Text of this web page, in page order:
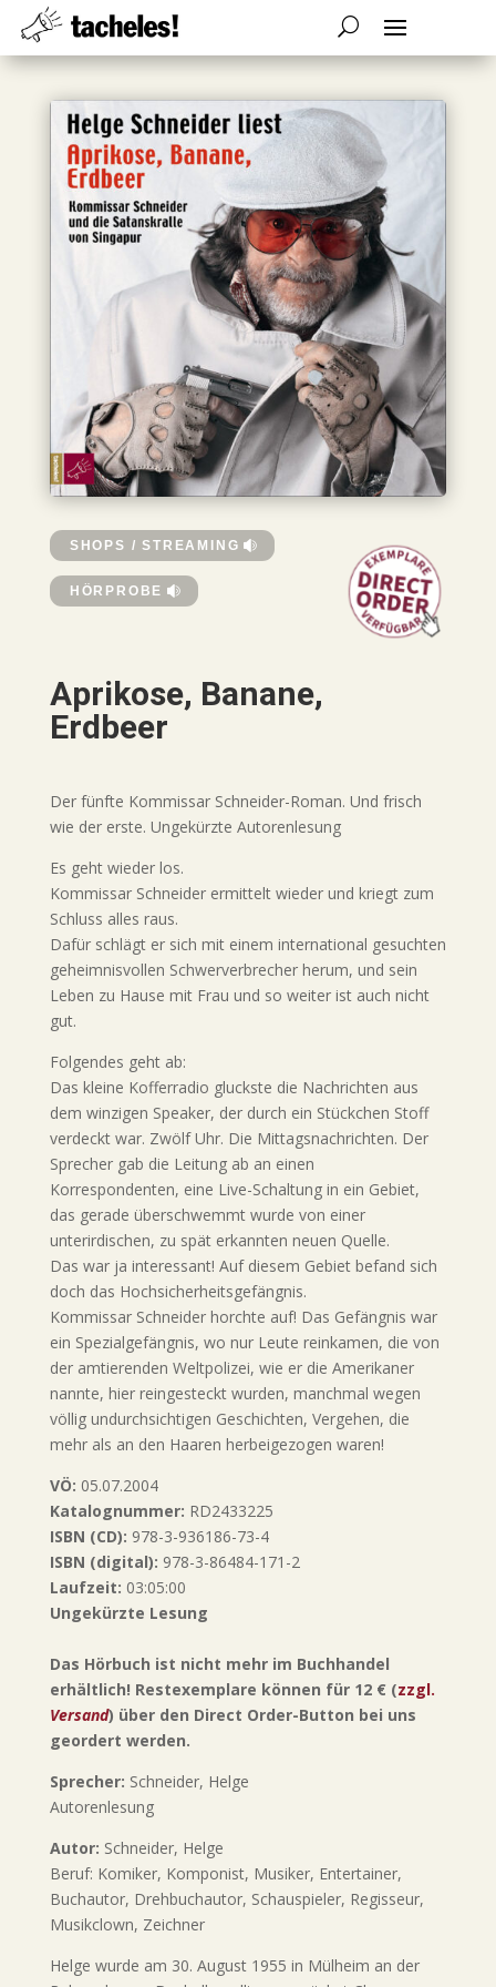
SHOPS / STREAMING
HÖRPROBE
Aprikose, Banane,
Erdbeer
Der fünfte Kommissar Schneider-Roman. Und frisch
wie der erste. Ungekürzte Autorenlesung
Es geht wieder los.
Kommissar Schneider ermittelt wieder und kriegt zum
Schluss alles raus.
Dafür schlägt er sich mit einem international gesuchten
geheimnisvollen Schwerverbrecher herum, und sein
Leben zu Hause mit Frau und so weiter ist auch nicht
gut.
Folgendes geht ab:
Das kleine Kofferradio gluckste die Nachrichten aus
dem winzigen Speaker, der durch ein Stückchen Stoff
verdeckt war. Zwölf Uhr. Die Mittagsnachrichten. Der
Sprecher gab die Leitung ab an einen
Korrespondenten, eine Live-Schaltung in ein Gebiet,
das gerade überschwemmt wurde von einer
unterirdischen, zu spät erkannten neuen Quelle.
Das war ja interessant! Auf diesem Gebiet befand sich
doch das Hochsicherheitsgefängnis.
Kommissar Schneider horchte auf! Das Gefängnis war
ein Spezialgefängnis, wo nur Leute reinkamen, die von
der amtierenden Weltpolizei, wie er die Amerikaner
nannte, hier reingesteckt wurden, manchmal wegen
völlig undurchsichtigen Geschichten, Vergehen, die
mehr als an den Haaren herbeigezogen waren!
VÖ: 05.07.2004
Katalognummer: RD2433225
ISBN (CD): 978-3-936186-73-4
ISBN (digital): 978-3-86484-171-2
Laufzeit: 03:05:00
Ungekürzte Lesung
Das Hörbuch ist nicht mehr im Buchhandel
erhältlich! Restexemplare können für 12 € (zzgl.
Versand) über den Direct Order-Button bei uns
geordert werden.
Sprecher: Schneider, Helge
Autorenlesung
Autor: Schneider, Helge
Beruf: Komiker, Komponist, Musiker, Entertainer,
Buchautor, Drehbuchautor, Schauspieler, Regisseur,
Musikclown, Zeichner
Helge wurde am 30. August 1955 in Mülheim an der